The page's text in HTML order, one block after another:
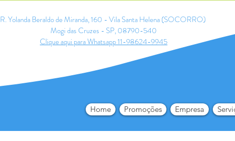
R. Yolanda Beraldo de Miranda, 160 - Vila Santa Helena (SOCORRO)
Mogi das Cruzes - SP, 08790-540
Clique aqui para Whatsapp 11-98624-9945
Home Promoções Empresa